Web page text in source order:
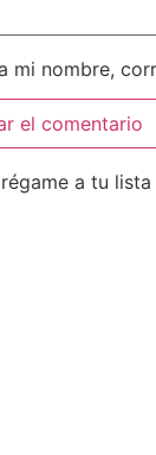
mi nombre,
a tu